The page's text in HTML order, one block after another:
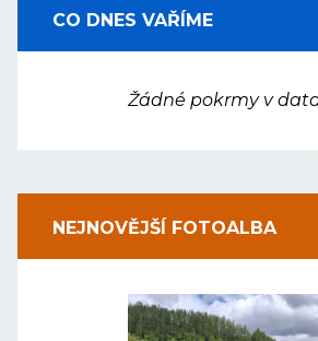
CO DNES VAŘÍME
Žádné pokrmy v
NEJNOVĚJŠÍ FOTOALBA